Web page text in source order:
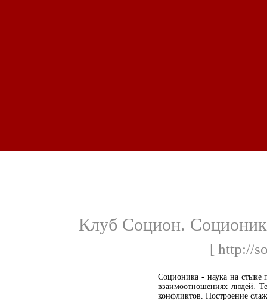
Клуб Социон.
[ http://
Соционика - наука на стыке
взаимоотношениях людей.
конфликтов. Построение